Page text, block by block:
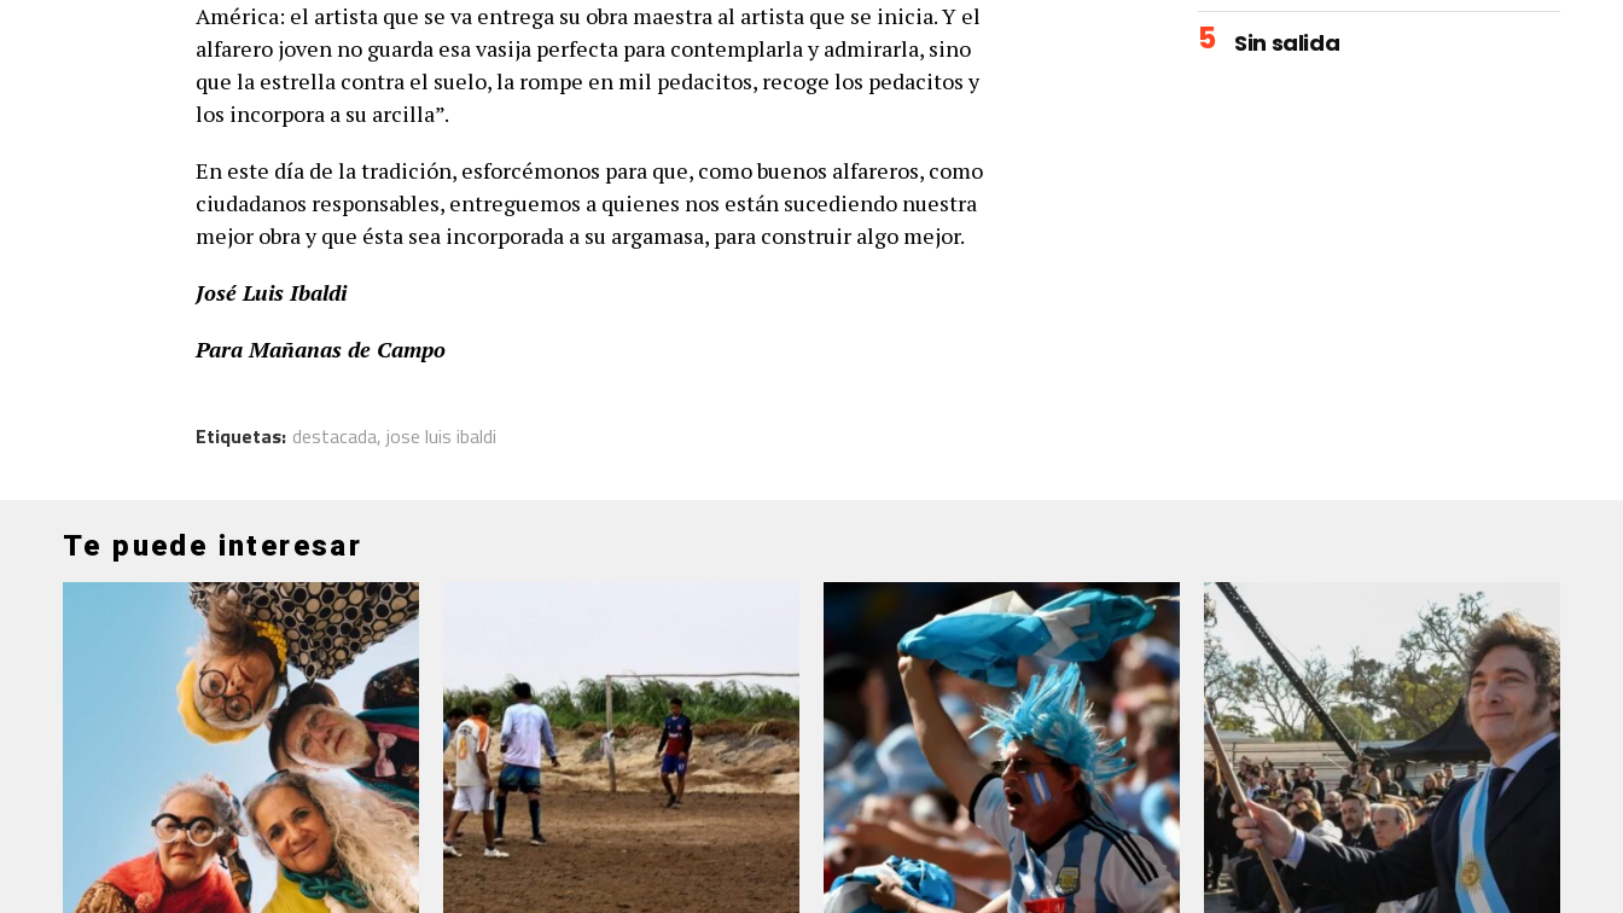
América: el artista que se va entrega su obra maestra al artista que se inicia. Y el
alfarero joven no guarda esa vasija perfecta para contemplarla y admirarla, sino
que la estrella contra el suelo, la rompe en mil pedacitos, recoge los pedacitos y
los incorpora a su arcilla”.
En este día de la tradición, esforcémonos para que, como buenos alfareros, como
ciudadanos responsables, entreguemos a quienes nos están sucediendo nuestra
mejor obra y que ésta sea incorporada a su argamasa, para construir algo mejor.
José Luis Ibaldi
Para Mañanas de Campo
Etiquetas: destacada, jose luis ibaldi
Sin salida
Te puede interesar